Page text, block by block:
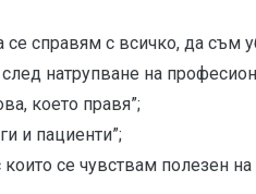
се справям с всичко, да съм
след натрупване на
което правя”;
и пациенти”;
се чувствам полезен на